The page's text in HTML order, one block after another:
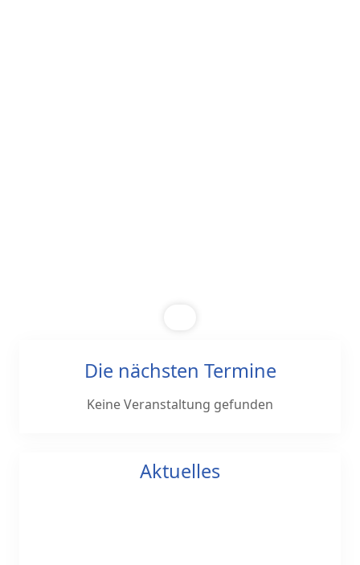
Die nächsten Termine
Keine Veranstaltung gefunden
Aktuelles